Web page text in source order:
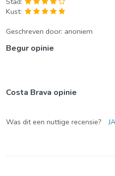
Kust:
Geschreven door: anoniem
Begur opinie
Costa Brava opinie
Was dit een nuttige recensie? JA